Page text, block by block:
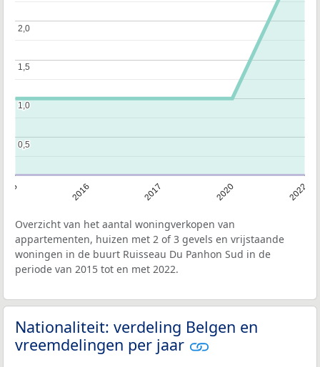
2016 2017 2020 2022
0,5
0,5
1,0
1,0
1,5
1,5
2,0
2,0
Overzicht van het aantal woningverkopen van
appartementen, huizen met 2 of 3 gevels en vrijstaande
woningen in de buurt Ruisseau Du Panhon Sud in de
periode van 2015 tot en met 2022.
Nationaliteit: verdeling Belgen en
vreemdelingen per jaar